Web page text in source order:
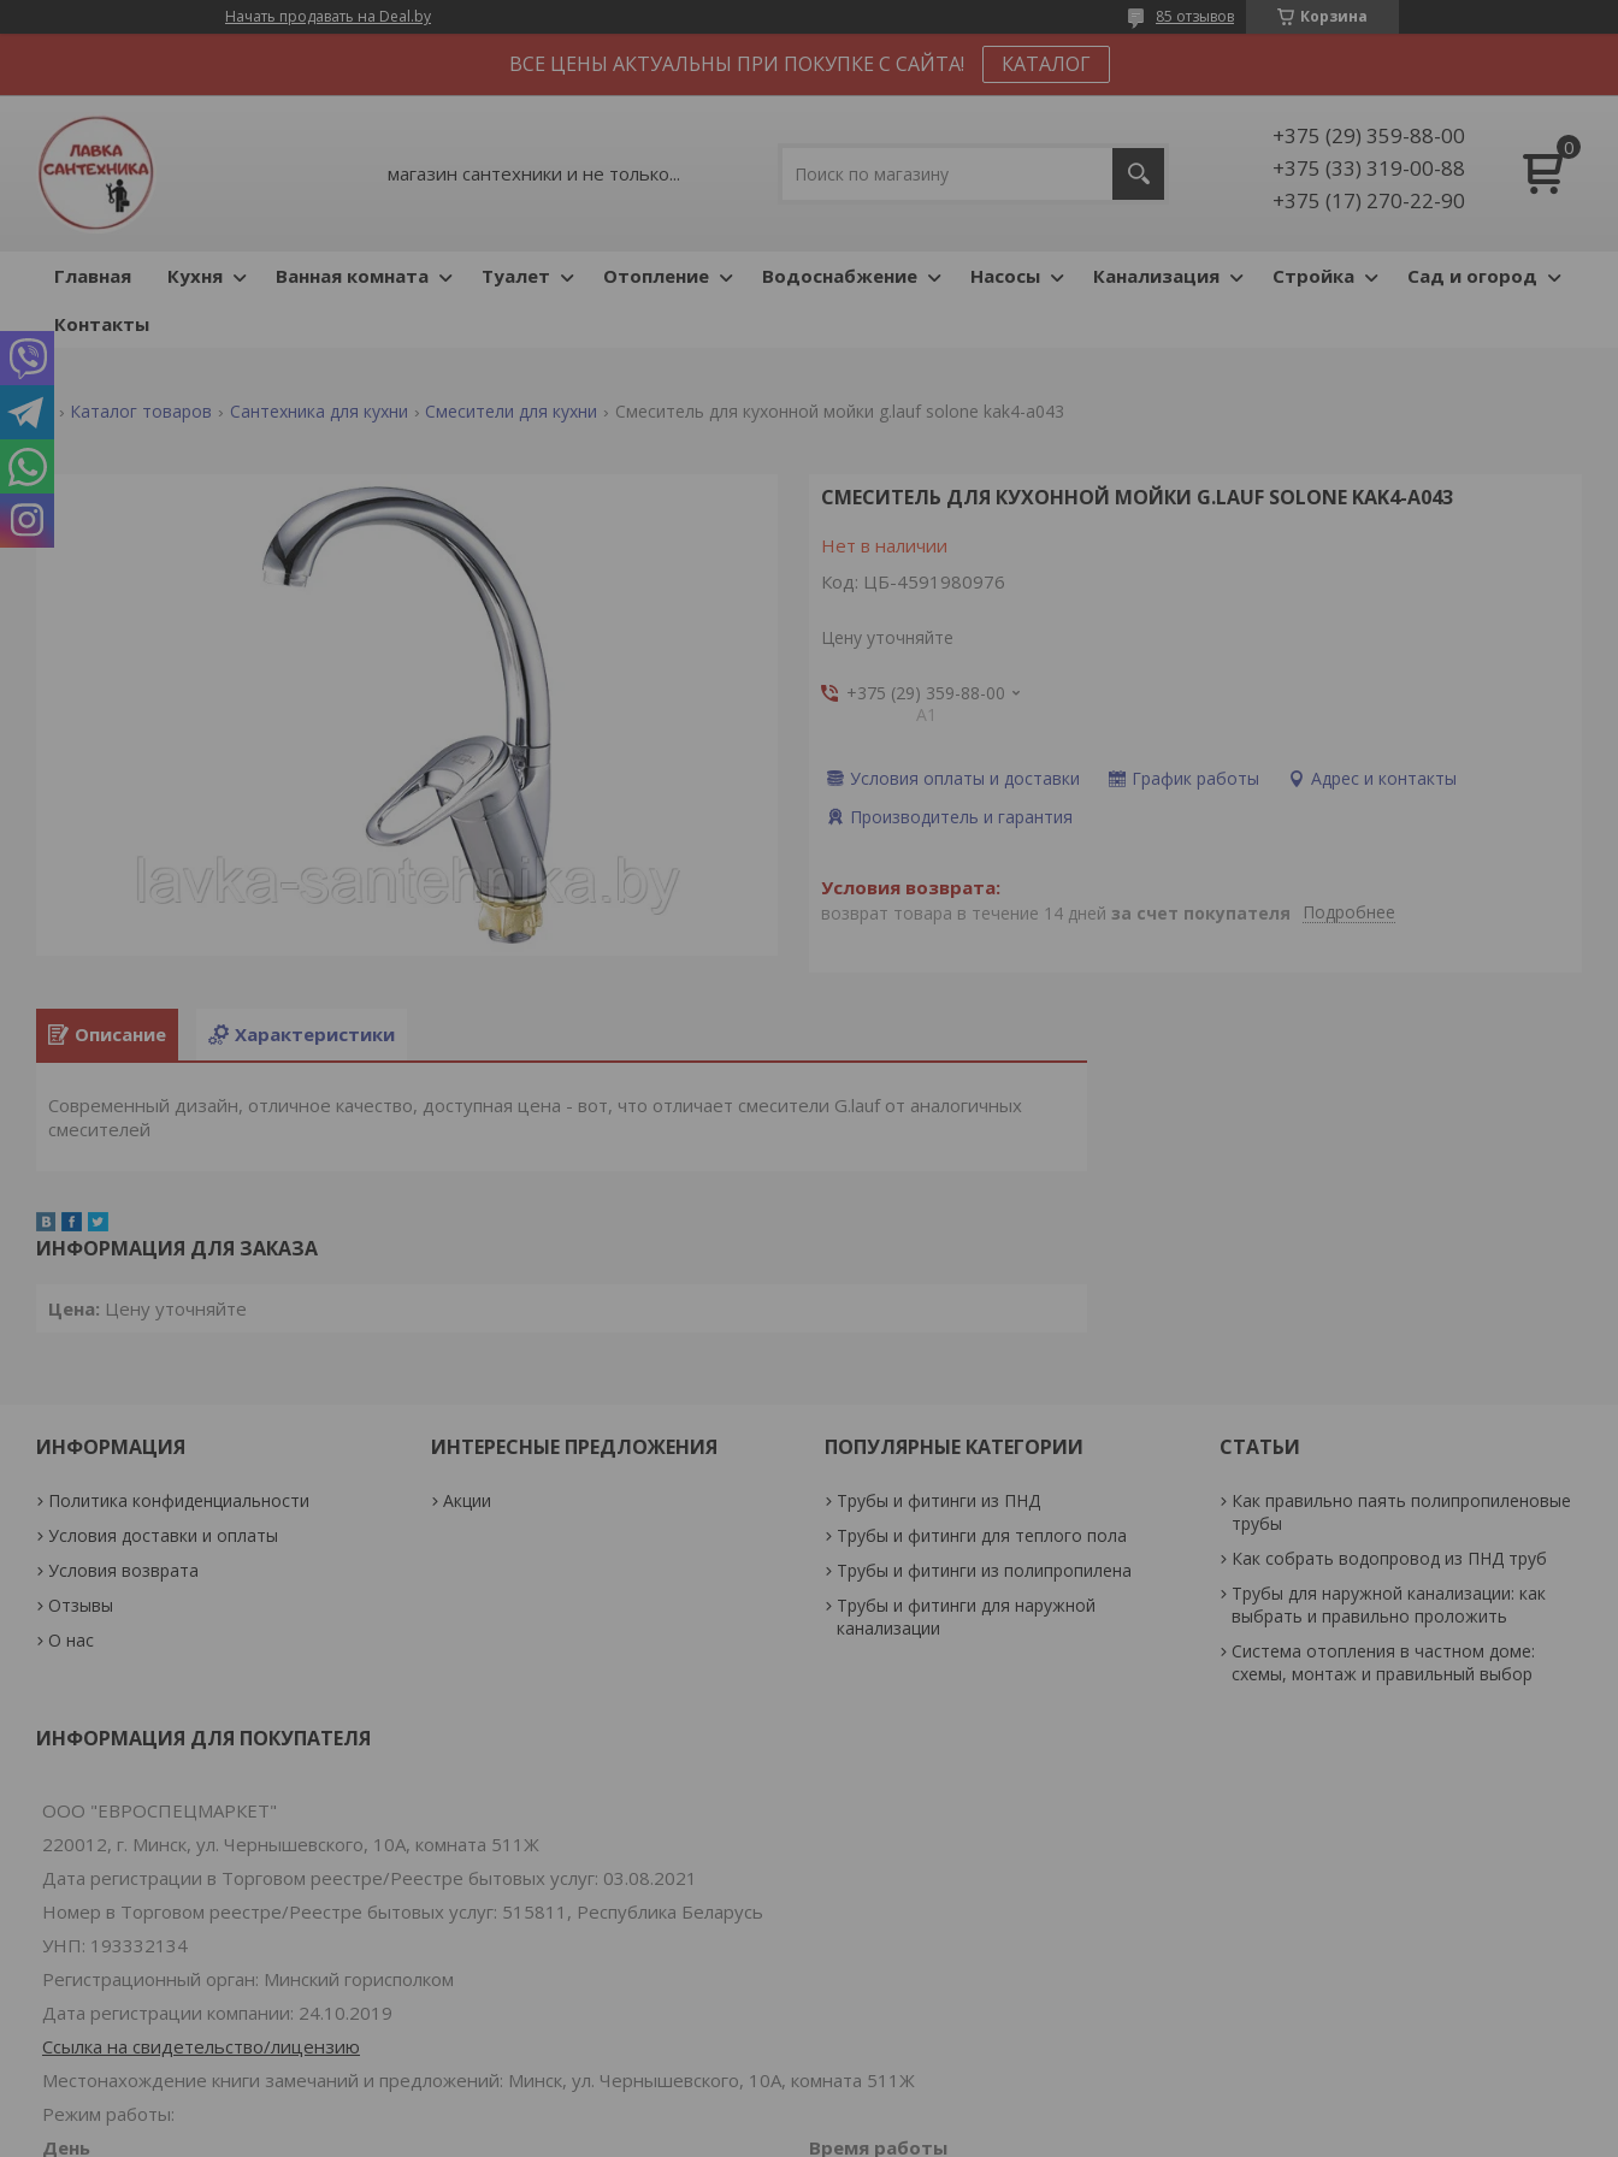
Начать продавать на Deal.by Корзина
85 отзывов
ВСЕ ЦЕНЫ АКТУАЛЬНЫ ПРИ ПОКУПКЕ С САЙТА! КАТАЛОГ
магазин сантехники и не только...
+375 (29) 359-88-00
+375 (33) 319-00-88
+375 (17) 270-22-90
Главная Кухня Ванная комната Туалет Отопление Водоснабжение Насосы Канализация Стройка
Сад и огород
Контакты
Каталог товаров Сантехника для кухни Смесители для кухни Смеситель для кухонной мойки g.lauf solone kak4-a043
СМЕСИТЕЛЬ ДЛЯ КУХОННОЙ МОЙКИ G.LAUF SOLONE KAK4-A043
Нет в наличии
Код: ЦБ-4591980976
Цену уточняйте
+375 (29) 359-88-00
А1
Условия оплаты и доставки График работы
Адрес и контакты
Производитель и гарантия
возврат товара в течение 14 дней за счет покупателя Подробнее
Описание Характеристики
Современный дизайн, отличное качество, доступная цена - вот, что отличает смесители G.lauf от аналогичных
смесителей
ИНФОРМАЦИЯ ДЛЯ ЗАКАЗА
Цена: Цену уточняйте
ИНФОРМАЦИЯ
Политика конфиденциальности
Условия доставки и оплаты
Условия возврата
Отзывы
О нас
ИНТЕРЕСНЫЕ ПРЕДЛОЖЕНИЯ
Акции
ПОПУЛЯРНЫЕ КАТЕГОРИИ
Трубы и фитинги из ПНД
Трубы и фитинги для теплого пола
Трубы и фитинги из полипропилена
Трубы и фитинги для наружной
канализации
СТАТЬИ
Как правильно паять полипропиленовые
трубы
Как собрать водопровод из ПНД труб
Трубы для наружной канализации: как
выбрать и правильно проложить
Система отопления в частном доме:
схемы, монтаж и правильный выбор
ИНФОРМАЦИЯ ДЛЯ ПОКУПАТЕЛЯ
ООО "ЕВРОСПЕЦМАРКЕТ"
220012, г. Минск, ул. Чернышевского, 10А, комната 511Ж
Дата регистрации в Торговом реестре/Реестре бытовых услуг: 03.08.2021
Номер в Торговом реестре/Реестре бытовых услуг: 515811, Республика Беларусь
УНП: 193332134
Регистрационный орган: Минский горисполком
Дата регистрации компании: 24.10.2019
Ссылка на свидетельство/лицензию
Местонахождение книги замечаний и предложений: Минск, ул. Чернышевского, 10А, комната 511Ж
Режим работы:
День
Время работы